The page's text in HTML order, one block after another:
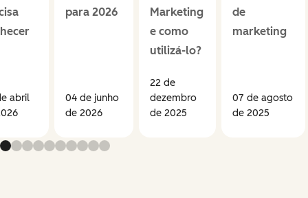
abril
para 2026
04 de junho
de 2026
Marketing
e como
utilizá-lo?
22 de
dezembro
de 2025
de
marketing
07 de agosto
de 2025